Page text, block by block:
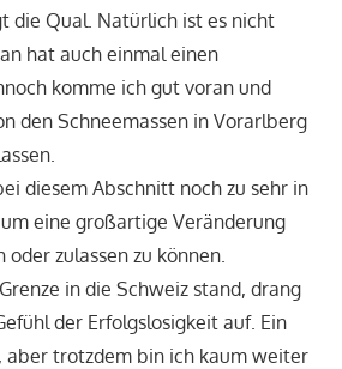
die Qual. Natürlich ist es nicht
hat auch einmal einen
komme ich gut voran und
den Schneemassen in Vorarlberg
diesem Abschnitt noch zu sehr in
eine großartige Veränderung
zulassen zu können.
in die Schweiz stand, drang
der Erfolgslosigkeit auf. Ein
aber trotzdem bin ich kaum weiter